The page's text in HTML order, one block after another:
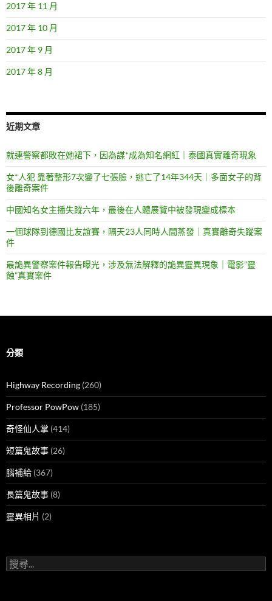
2017 年 11 月
2017 年 10 月
2017 年 9 月
2017 年 8 月
近期文章
就連警察都敗在她裙下，因為謀*成為知名網紅｜泰國真實離奇現象
女*人犯 靠著整形7次變了七張臉，逃亡了14年344天｜多面女子的背
後離奇案件
中國知名女主播失蹤六年，最後在人體展覽中被發現變成標本
一個球隊到德國比友誼賽，隔天23人同時人間蒸發｜真實離奇失蹤案
件
最詭異警察案件報告曝光，涉及無法解釋的詭異靈異現象｜電影”靈
蝕”真實案件
分類
Highway Recording (260)
Professor PowPow (185)
奇怪仙人掌 (414)
短篇鬼故事 (26)
腦補給 (367)
長篇鬼故事 (8)
靈異相片 (2)
搜
尋